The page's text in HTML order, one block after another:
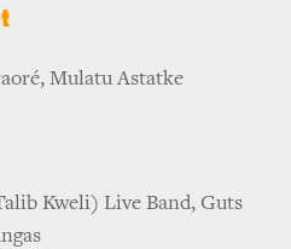
Mulatu Astatke
Kweli) Live Band, Guts